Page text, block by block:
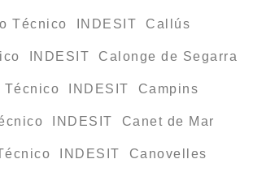
Técnico INDESIT Callús
INDESIT Calonge de Segarra
Técnico INDESIT Campins
INDESIT Canet de Mar
INDESIT Canovelles